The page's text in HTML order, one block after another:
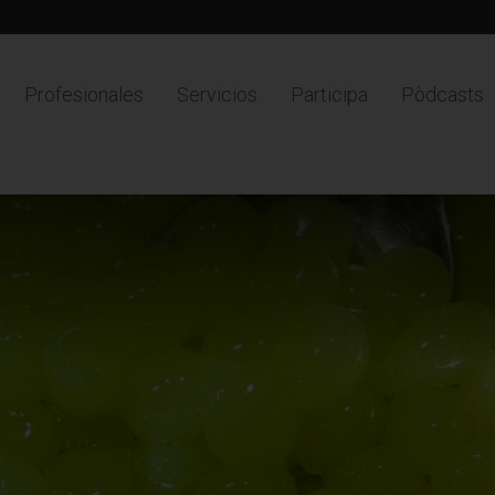
Profesionales Servicios Participa Pòdcasts